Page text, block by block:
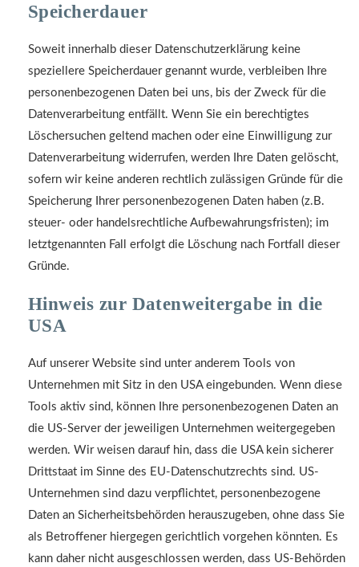
Speicherdauer
Soweit innerhalb dieser Datenschutzerklärung keine
speziellere Speicherdauer genannt wurde, verbleiben Ihre
personenbezogenen Daten bei uns, bis der Zweck für die
Datenverarbeitung entfällt. Wenn Sie ein berechtigtes
Löschersuchen geltend machen oder eine Einwilligung zur
Datenverarbeitung widerrufen, werden Ihre Daten gelöscht,
sofern wir keine anderen rechtlich zulässigen Gründe für die
Speicherung Ihrer personenbezogenen Daten haben (z.B.
steuer- oder handelsrechtliche Aufbewahrungsfristen); im
letztgenannten Fall erfolgt die Löschung nach Fortfall dieser
Gründe.
Hinweis zur Datenweitergabe in die
USA
Auf unserer Website sind unter anderem Tools von
Unternehmen mit Sitz in den USA eingebunden. Wenn diese
Tools aktiv sind, können Ihre personenbezogenen Daten an
die US-Server der jeweiligen Unternehmen weitergegeben
werden. Wir weisen darauf hin, dass die USA kein sicherer
Drittstaat im Sinne des EU-Datenschutzrechts sind. US-
Unternehmen sind dazu verpflichtet, personenbezogene
Daten an Sicherheitsbehörden herauszugeben, ohne dass Sie
als Betroffener hiergegen gerichtlich vorgehen könnten. Es
kann daher nicht ausgeschlossen werden, dass US-Behörden